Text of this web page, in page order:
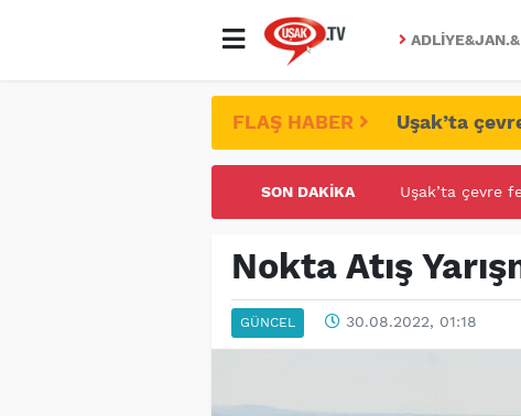
FLAŞ HABER Uşak’ta
SON DAKIKA UŞAK
Nokta Atış
GÜNCEL 30.08.2022, 01:18